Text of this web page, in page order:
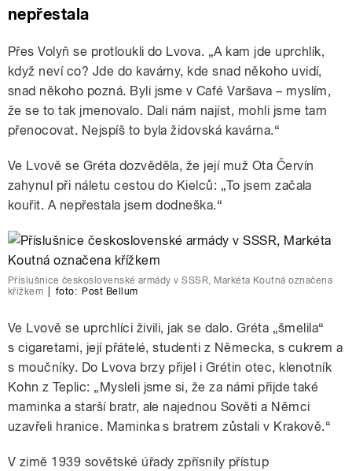
nepřestala
Přes Volyň se protloukli do Lvova. „A kam jde uprchlík,
když neví co? Jde do kavárny, kde snad někoho uvidí,
snad někoho pozná. Byli jsme v Café Varšava – myslím,
že se to tak jmenovalo. Dali nám najíst, mohli jsme tam
přenocovat. Nejspíš to byla židovská kavárna.“
Ve Lvově se Gréta dozvěděla, že její muž Ota Červín
zahynul při náletu cestou do Kielců: „To jsem začala
kouřit. A nepřestala jsem dodneška.“
Příslušnice československé armády v SSSR, Markéta Koutná označena
křížkem
foto: Post Bellum
Ve Lvově se uprchlíci živili, jak se dalo. Gréta „šmelila“
s cigaretami, její přátelé, studenti z Německa, s cukrem a
s moučníky. Do Lvova brzy přijel i Grétin otec, klenotník
Kohn z Teplic: „Mysleli jsme si, že za námi přijde také
maminka a starší bratr, ale najednou Sověti a Němci
uzavřeli hranice. Maminka s bratrem zůstali v Krakově.“
V zimě 1939 sovětské úřady zpřísnily přístup